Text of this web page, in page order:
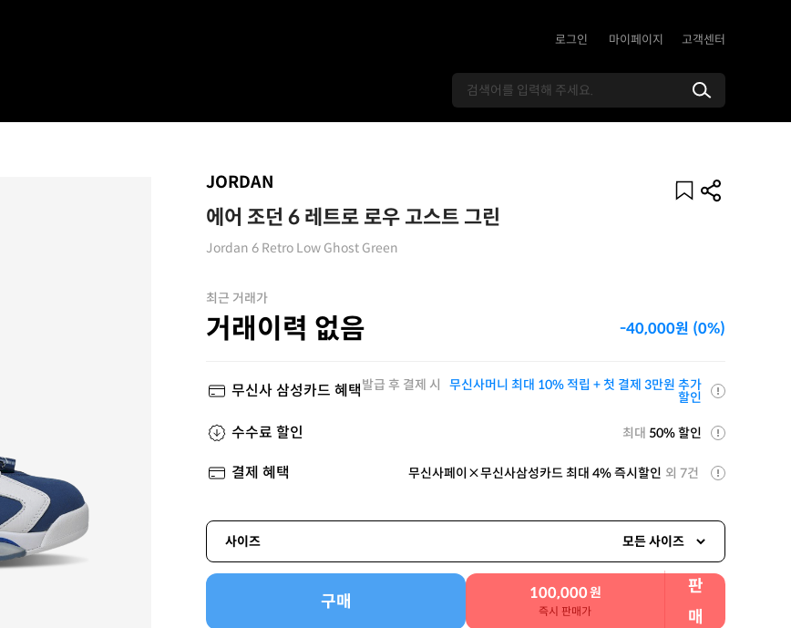
로그인 마이페이지 고객센터
JORDAN
에어 조던 6 레트로 로우 고스트 그린
Jordan 6 Retro Low Ghost Green
최근 거래가
거래이력 없음 -40,000원 (0%)
무신사 삼성카드 혜택발급 후 결제 시 무신사머니 최대 10% 적립 + 첫 결제 3만원 추가
할인
수수료 할인 최대 50% 할인
결제 혜택 무신사페이×무신사삼성카드 최대 4% 즉시할인 외 7건
사이즈 모든 사이즈
구매 100,000원
즉시 판매가
판
매